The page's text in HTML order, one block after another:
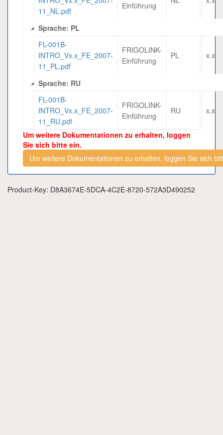
11_NL.pdf
Einführung
Sprache: PL
FL-001B-
INTRO_Vx.x_FE_2007-
11_PL.pdf
FRIGOLINK-
Einführung
PL x.x
Sprache: RU
FL-001B-
INTRO_Vx.x_FE_2007-
11_RU.pdf
FRIGOLINK-
Einführung
RU x.x
Um weitere Dokumentationen zu erhalten, loggen
Sie sich bitte ein.
Um weitere Dokumentationen zu erhalten, loggen Sie sich
Product-Key: D8A3674E-5DCA-4C2E-8720-572A3D490252